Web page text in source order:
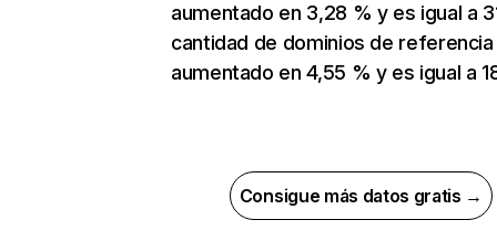
aumentado en 3,28 % y es igual a
cantidad de dominios de referencia
aumentado en 4,55 % y es igual a
Consigue más datos gratis →